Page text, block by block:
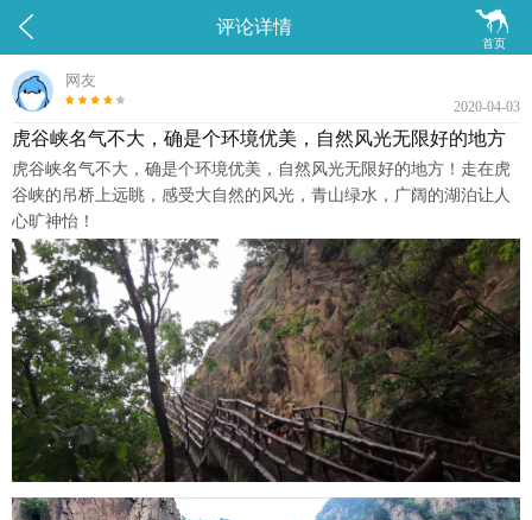
 
首页
评论详情
网友
2020-04-03
虎谷峡名气不大，确是个环境优美，自然风光无限好的地方
虎谷峡名气不大，确是个环境优美，自然风光无限好的地方！走在虎
谷峡的吊桥上远眺，感受大自然的风光，青山绿水，广阔的湖泊让人
心旷神怡！